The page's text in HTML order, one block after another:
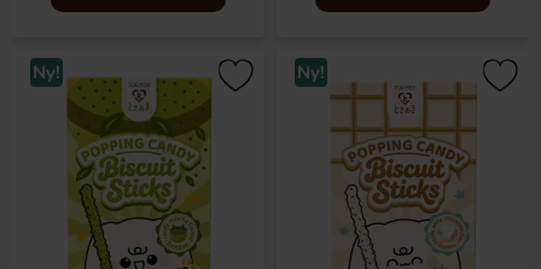
Ny! Ny!